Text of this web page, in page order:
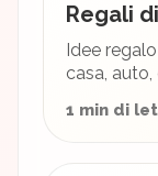
Regali
Idee
casa,
1 min di